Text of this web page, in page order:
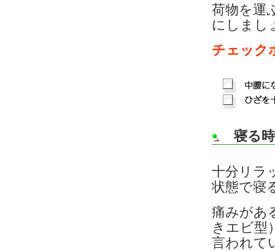
荷物を運
にしまし
チェック
寝る
十分リラ
状態で寝
痛みがあ
きエビ型
言われて